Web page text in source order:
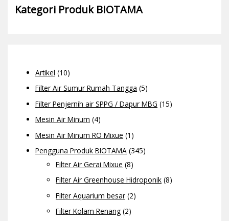
Kategori Produk BIOTAMA
Artikel (10)
Filter Air Sumur Rumah Tangga (5)
Filter Penjernih air SPPG / Dapur MBG (15)
Mesin Air Minum (4)
Mesin Air Minum RO Mixue (1)
Pengguna Produk BIOTAMA (345)
Filter Air Gerai Mixue (8)
Filter Air Greenhouse Hidroponik (8)
Filter Aquarium besar (2)
Filter Kolam Renang (2)